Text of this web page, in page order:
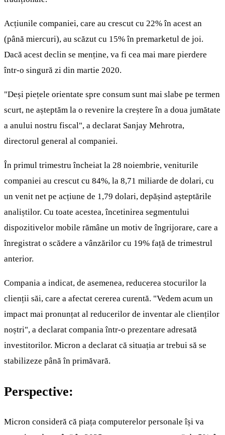
Acțiunile companiei, care au crescut cu 22% în acest an
(până miercuri), au scăzut cu 15% în premarketul de joi.
Dacă acest declin se menține, va fi cea mai mare pierdere
într-o singură zi din martie 2020.
"Deși piețele orientate spre consum sunt mai slabe pe termen
scurt, ne așteptăm la o revenire la creștere în a doua jumătate
a anului nostru fiscal", a declarat Sanjay Mehrotra,
directorul general al companiei.
În primul trimestru încheiat la 28 noiembrie, veniturile
companiei au crescut cu 84%, la 8,71 miliarde de dolari, cu
un venit net pe acțiune de 1,79 dolari, depășind așteptările
analiștilor. Cu toate acestea, încetinirea segmentului
dispozitivelor mobile rămâne un motiv de îngrijorare, care a
înregistrat o scădere a vânzărilor cu 19% față de trimestrul
anterior.
Compania a indicat, de asemenea, reducerea stocurilor la
clienții săi, care a afectat cererea curentă. "Vedem acum un
impact mai pronunțat al reducerilor de inventar ale clienților
noștri", a declarat compania într-o prezentare adresată
investitorilor. Micron a declarat că situația ar trebui să se
stabilizeze până în primăvară.
Perspective:
Micron consideră că piața computerelor personale își va